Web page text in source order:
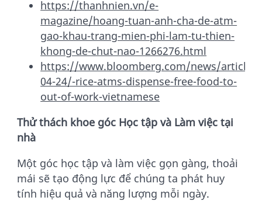
https://thanhnien.vn/e-
magazine/hoang-tuan-anh-cha-de-atm-
gao-khau-trang-mien-phi-lam-tu-thien-
khong-de-chut-nao-1266276.html
https://www.bloomberg.com/news/
04-24/-rice-atms-dispense-free-food-to-
out-of-work-vietnamese
Thửthách khoe góc Học tập và Làm việc tại
nhà
Một góc học tập và làm việc gọn gàng, thoải
mái sẽ tạo động lực để chúng ta phát huy
tính hiệu quả và năng lượng mỗi ngày.